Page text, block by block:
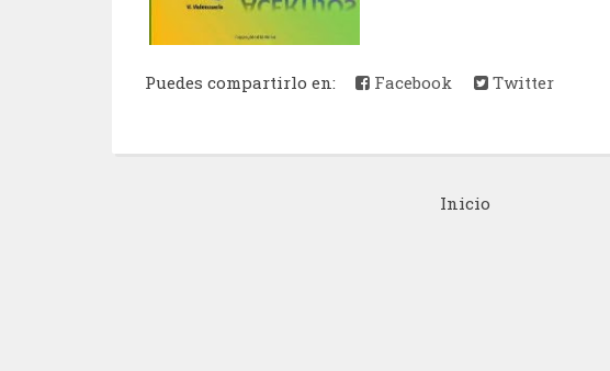
Puedes compartirlo en: Facebook Twitter
Inicio